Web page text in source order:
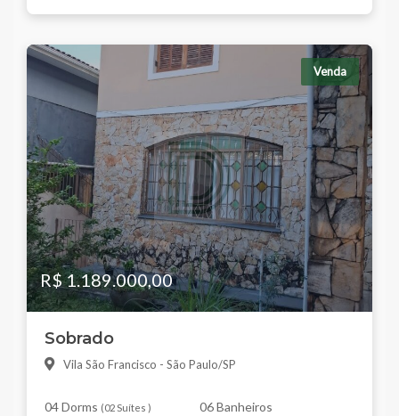
Venda
R$ 1.189.000,00
Sobrado
Vila São Francisco - São Paulo/SP
04 Dorms (02 Suítes ) 06 Banheiros